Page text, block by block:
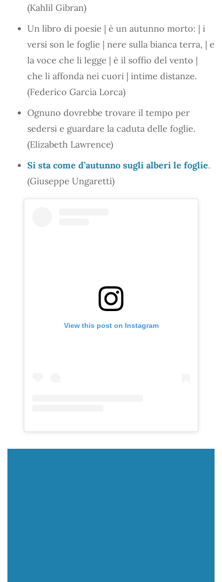
(Kahlil Gibran)
Un libro di poesie | è un autunno morto: | i
versi son le foglie | nere sulla bianca terra, | e
la voce che li legge | è il soffio del vento |
che li affonda nei cuori | intime distanze.
(Federico Garcia Lorca)
Ognuno dovrebbe trovare il tempo per
sedersi e guardare la caduta delle foglie.
(Elizabeth Lawrence)
Si sta come d’autunno sugli alberi le foglie.
(Giuseppe Ungaretti)
View this post on Instagram